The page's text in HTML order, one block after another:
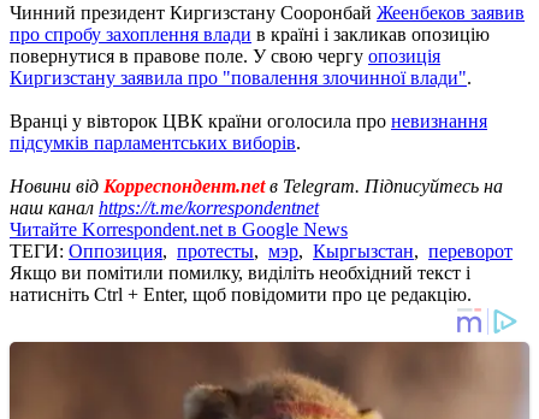
Чинний президент Киргизстану Сооронбай Жеенбеков заявив
про спробу захоплення влади в країні і закликав опозицію
повернутися в правове поле. У свою чергу опозиція
Киргизстану заявила про "повалення злочинної влади".
Вранці у вівторок ЦВК країни оголосила про невизнання
підсумків парламентських виборів.
Новини від Корреспондент.netв Telegram. Підписуйтесь на
наш канал https://t.me/korrespondentnet
Читайте Korrespondent.net в Google News
ТЕГИ: Оппозиция, протесты, мэр, Кыргызстан, переворот
Якщо ви помітили помилку, виділіть необхідний текст і
натисніть Ctrl + Enter, щоб повідомити про це редакцію.